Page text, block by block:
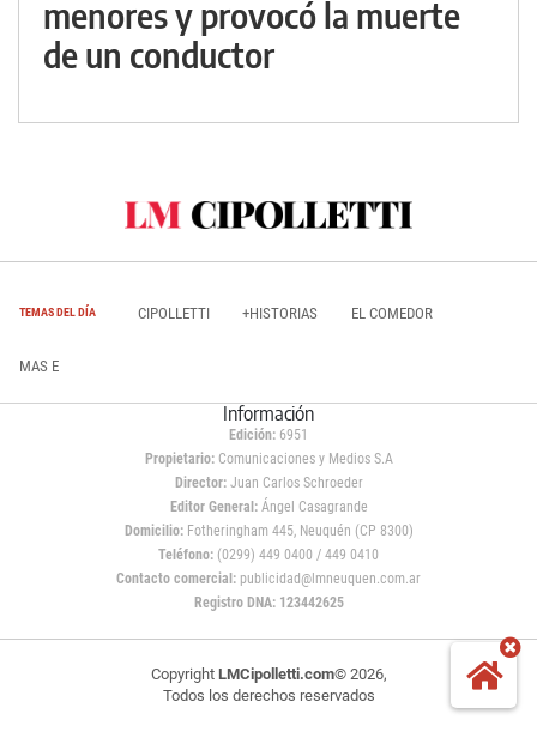
menores y provocó la muerte
de un conductor
TEMAS DEL DÍA CIPOLLETTI +HISTORIAS EL COMEDOR
MAS E
Información
Edición: 6951
Propietario:Comunicaciones y Medios S.A
Director: Juan Carlos Schroeder
Editor General:Ángel Casagrande
Domicilio:Fotheringham 445, Neuquén (CP 8300)
Teléfono: (0299) 449 0400 / 449 0410
Contacto comercial: publicidad@lmneuquen.com.ar
Registro DNA: 123442625
Copyright LMCipolletti.com© 2026,
Todos los derechos reservados